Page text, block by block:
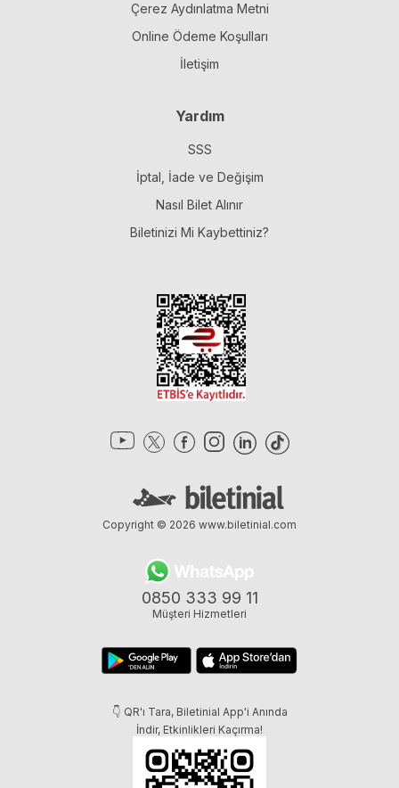
Çerez Aydınlatma Metni
Online Ödeme Koşulları
İletişim
Yardım
SSS
İptal, İade ve Değişim
Nasıl Bilet Alınır
Biletinizi Mi Kaybettiniz?
0850 333 99 11
Müşteri Hizmetleri
👇 QR'ı Tara, Biletinial App'i Anında
İndir, Etkinlikleri Kaçırma!
Copyright © 2026 www.biletinial.com